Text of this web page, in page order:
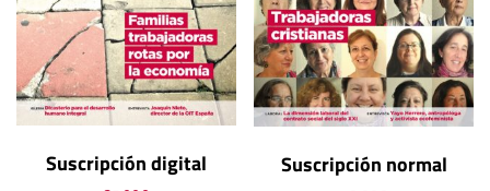
Suscripción digital Suscripción normal